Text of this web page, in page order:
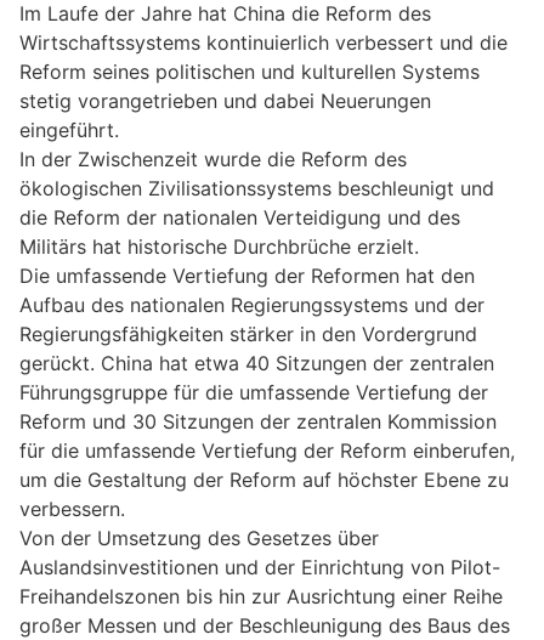
Im Laufe der Jahre hat China die Reform des
Wirtschaftssystems kontinuierlich verbessert und die
Reform seines politischen und kulturellen Systems
stetig vorangetrieben und dabei Neuerungen
eingeführt.
In der Zwischenzeit wurde die Reform des
ökologischen Zivilisationssystems beschleunigt und
die Reform der nationalen Verteidigung und des
Militärs hat historische Durchbrüche erzielt.
Die umfassende Vertiefung der Reformen hat den
Aufbau des nationalen Regierungssystems und der
Regierungsfähigkeiten stärker in den Vordergrund
gerückt. China hat etwa 40 Sitzungen der zentralen
Führungsgruppe für die umfassende Vertiefung der
Reform und 30 Sitzungen der zentralen Kommission
für die umfassende Vertiefung der Reform einberufen,
um die Gestaltung der Reform auf höchster Ebene zu
verbessern.
Von der Umsetzung des Gesetzes über
Auslandsinvestitionen und der Einrichtung von Pilot-
Freihandelszonen bis hin zur Ausrichtung einer Reihe
großer Messen und der Beschleunigung des Baus des